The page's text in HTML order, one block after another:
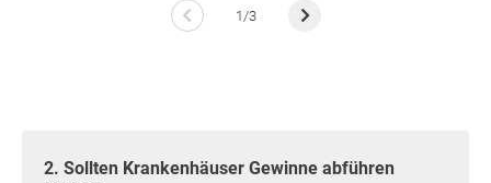
1/3
2. Sollten Krankenhäuser Gewinne abführen